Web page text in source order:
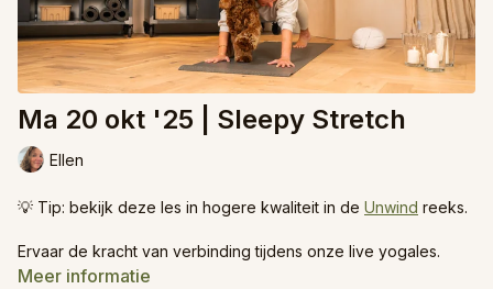
Ma 20 okt '25 | Sleepy Stretch
Ellen
💡 Tip: bekijk deze les in hogere kwaliteit in de Unwind reeks.
Ervaar de kracht van verbinding tijdens onze live yogales.
Terwijl jij meebeweegt vanuit je eigen ruimte, voel je de
Meer informatie